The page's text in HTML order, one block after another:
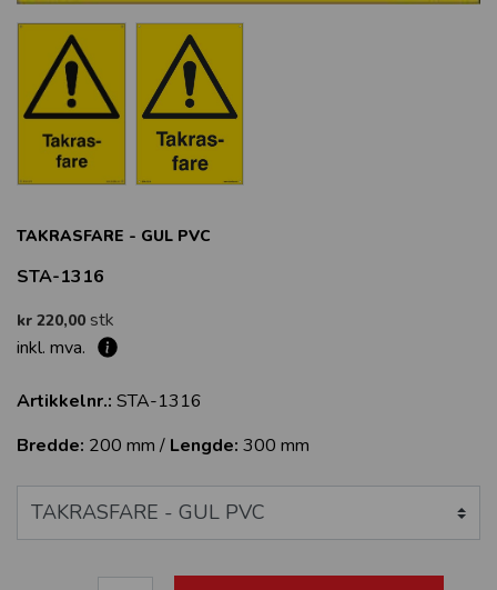
TAKRASFARE - GUL PVC
STA-1316
kr 220,00 stk
inkl. mva.
Artikkelnr.: STA-1316
Bredde: 200 mm / Lengde: 300 mm